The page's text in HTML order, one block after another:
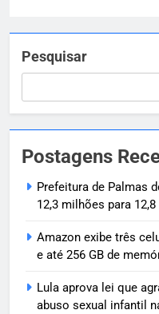
Pesquisar
Postagens
Prefeitura de Palmas
12,3 milhões para
Amazon exibe três
e até 256 GB de
Lula aprova lei que
abuso sexual infantil